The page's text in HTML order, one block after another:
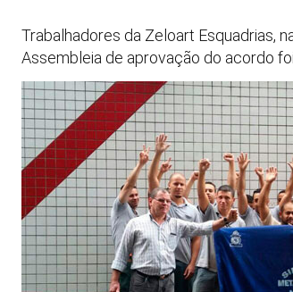
Trabalhadores da Zeloart Esquadrias,
Assembleia de aprovação do acordo